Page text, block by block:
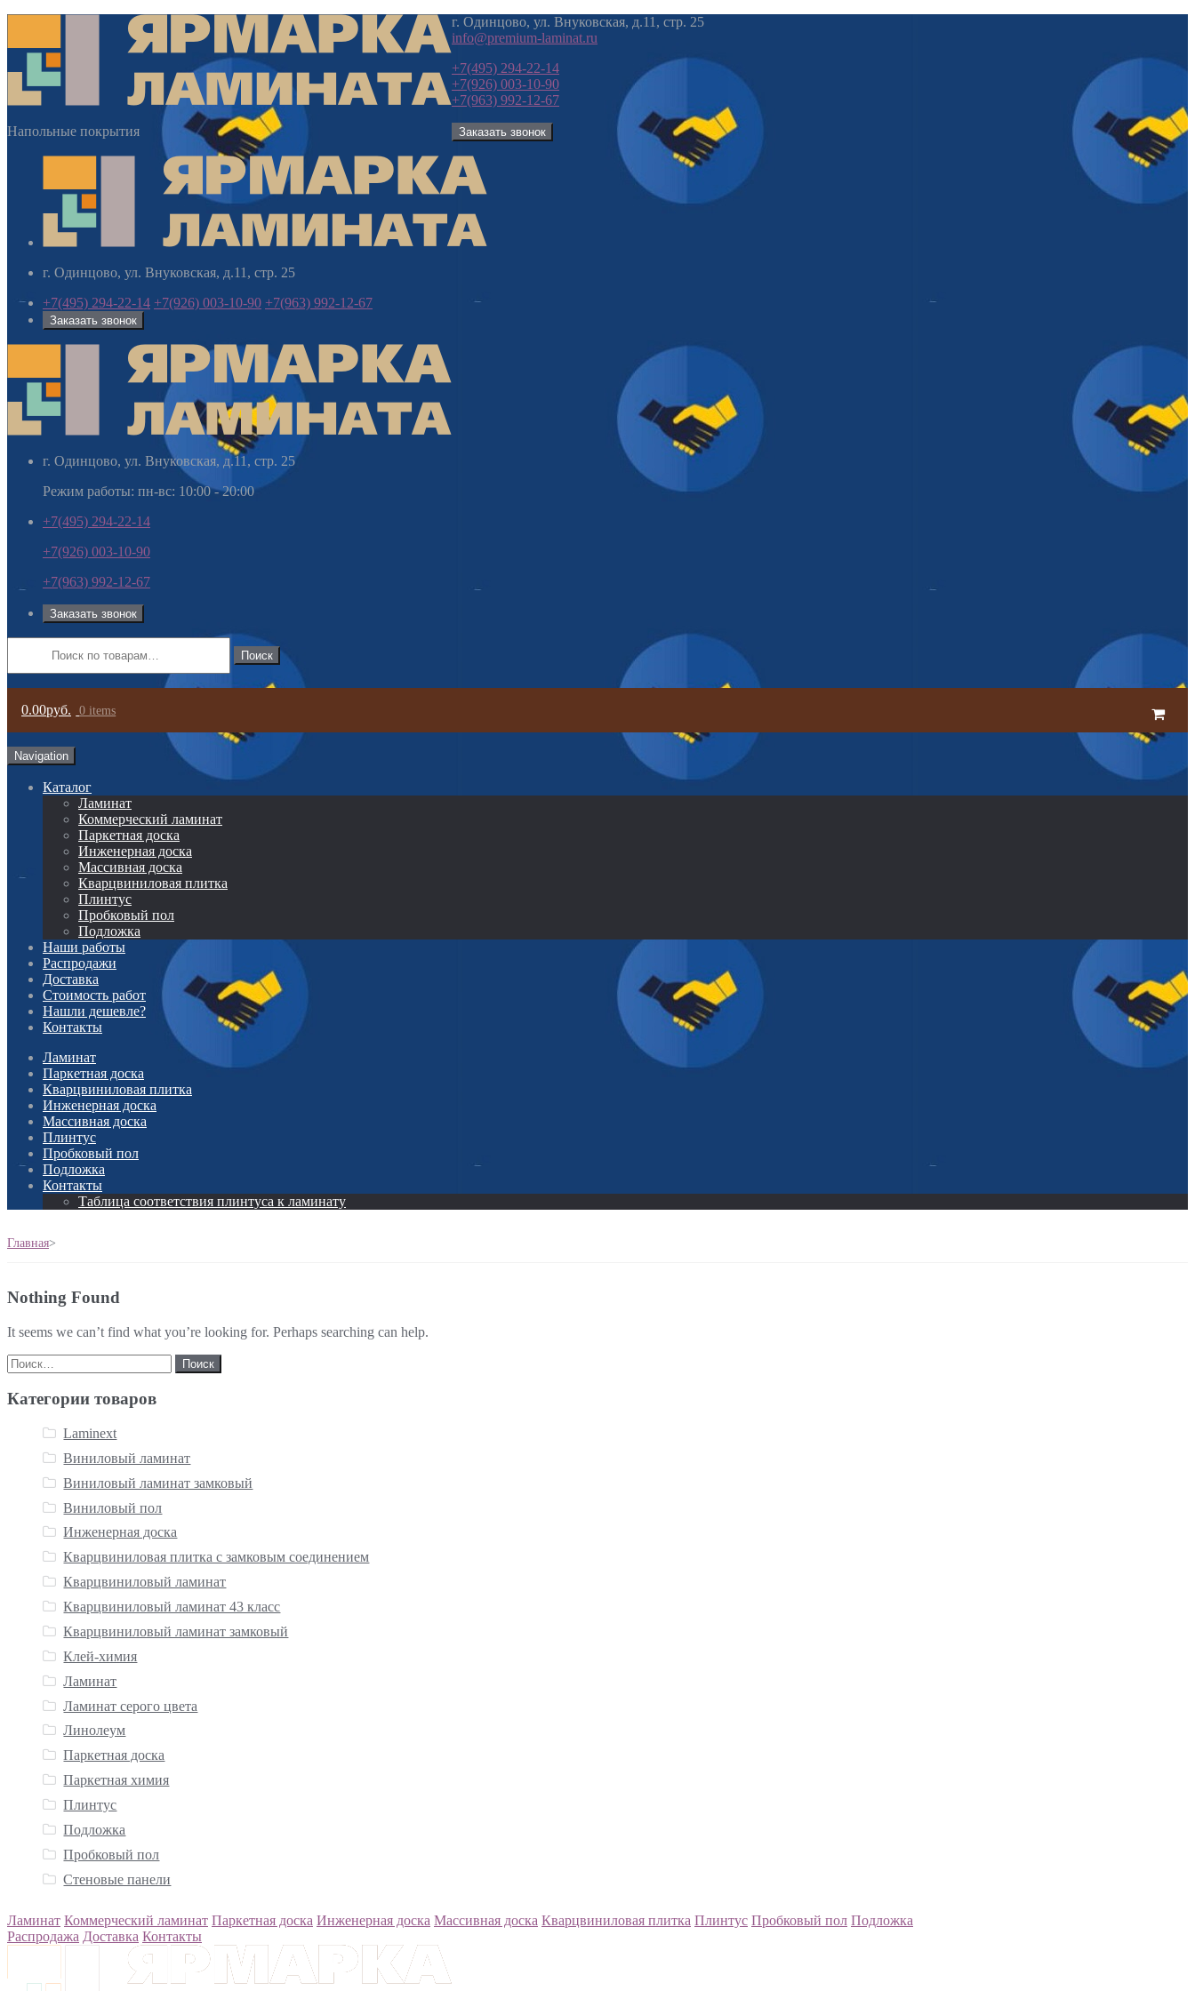
Напольные покрытия
г. Одинцово, ул. Внуковская, д.11, стр. 25
info@premium-laminat.ru
+7(495) 294-22-14
+7(926) 003-10-90
+7(963) 992-12-67
Заказать звонок
г. Одинцово, ул. Внуковская, д.11, стр. 25
+7(495) 294-22-14 +7(926) 003-10-90 +7(963) 992-12-67
Заказать звонок
г. Одинцово, ул. Внуковская, д.11, стр. 25
Режим работы: пн-вс: 10:00 - 20:00
+7(495) 294-22-14
+7(926) 003-10-90
+7(963) 992-12-67
Заказать звонок
0.00руб. 0 items
Navigation
Каталог
Ламинат
Коммерческий ламинат
Паркетная доска
Инженерная доска
Массивная доска
Кварцвиниловая плитка
Плинтус
Пробковый пол
Подложка
Наши работы
Распродажи
Доставка
Стоимость работ
Нашли дешевле?
Контакты
Ламинат
Паркетная доска
Кварцвиниловая плитка
Инженерная доска
Массивная доска
Плинтус
Пробковый пол
Подложка
Контакты
Таблица соответствия плинтуса к ламинату
Главная>
Nothing Found
It seems we can’t find what you’re looking for. Perhaps searching can help.
Найти:
Категории товаров
Laminext
Виниловый ламинат
Виниловый ламинат замковый
Виниловый пол
Инженерная доска
Кварцвиниловая плитка с замковым соединением
Кварцвиниловый ламинат
Кварцвиниловый ламинат 43 класс
Кварцвиниловый ламинат замковый
Клей-химия
Ламинат
Ламинат серого цвета
Линолеум
Паркетная доска
Паркетная химия
Плинтус
Подложка
Пробковый пол
Стеновые панели
Ламинат Коммерческий ламинат Паркетная доска Инженерная доска Массивная доска Кварцвиниловая плитка Плинтус Пробковый пол Подложка
Распродажа Доставка Контакты